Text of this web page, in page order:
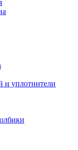
и уплотнители